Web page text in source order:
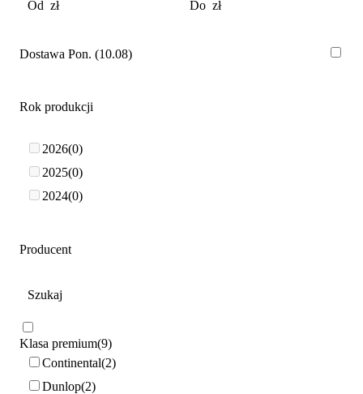
Dostawa Pon. (10.08)
Rok produkcji
2026 0
2025 0
2024 0
Producent
Klasa premium 9
Continental 2
Dunlop 2